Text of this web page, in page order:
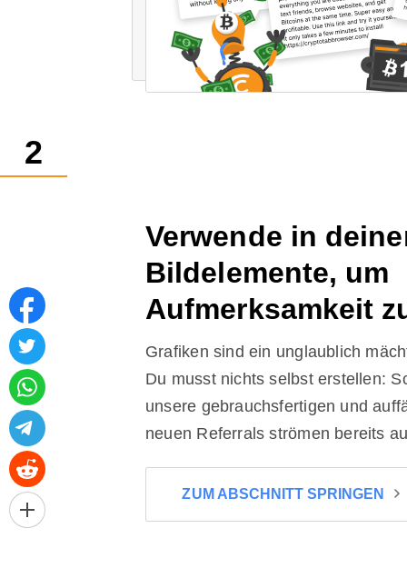
2
Verwende in
Bildelemente, um
Aufmerksamkeit
Grafiken sind ein unglaublich
Du musst nichts selbst erstellen:
unsere gebrauchsfertigen und
neuen Referrals strömen bereits
ZUM ABSCHNITT SPRINGEN